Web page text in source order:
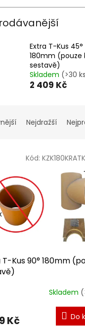
Extra T-Kus 45°
180mm (pouze
sestavě)
Skladem (>30
2 409 Kč
Nejdražší
T-Kus 90° 180mm
Skladem
Kč Do
Kód: